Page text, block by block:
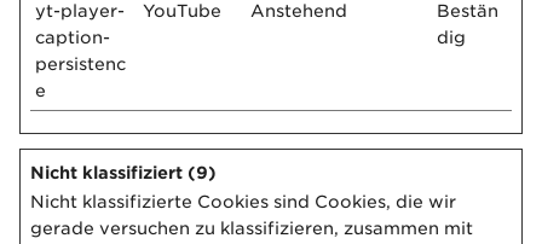
yt-player-
caption-
persistenc
e
YouTube Anstehend
Bestän
dig
Nicht klassifiziert (9)
Nicht klassifizierte Cookies sind Cookies, die wir
gerade versuchen zu klassifizieren, zusammen mit